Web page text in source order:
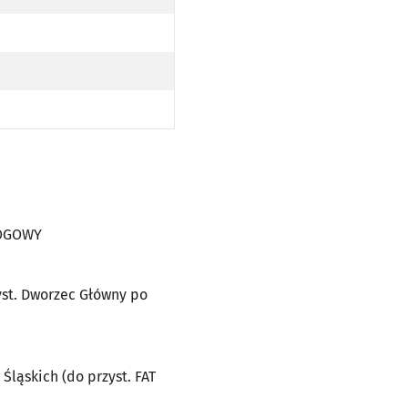
(DO PRZYST. DWORZEC GŁÓWNY PO TRASIE); N - KURS OBSŁUGIWANY PRZEZ TRAMWAJ
UL. ŚLĘŻNEJ (DO PRZYST. DWORZEC GŁÓWNY PO TRASIE); N - KURS OBSŁUGIWANY PRZEZ
(DO PRZYST. FAT PO TRASIE); N - KURS OBSŁUGIWANY PRZEZ TRAMWAJ NISKOPODŁOGOWY
Dworzec Główny po
(do przyst. FAT